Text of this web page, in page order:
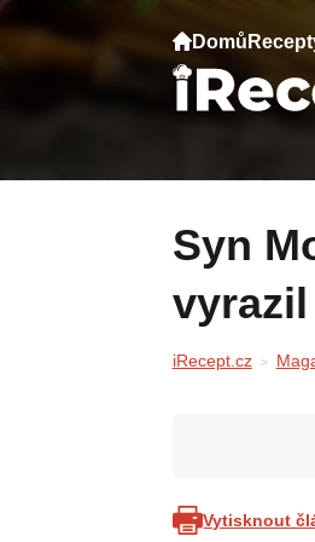
Domů
Syn Monyové popsal detail, který mu
iRecept.cz
Vytisknout